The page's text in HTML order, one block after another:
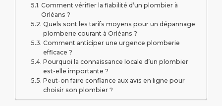
Comment vérifier la fiabilité d’un plombier à
Orléans ?
Quels sont les tarifs moyens pour un dépannage
plomberie courant à Orléans ?
Comment anticiper une urgence plomberie
efficace ?
Pourquoi la connaissance locale d’un plombier
est-elle importante ?
Peut-on faire confiance aux avis en ligne pour
choisir son plombier ?